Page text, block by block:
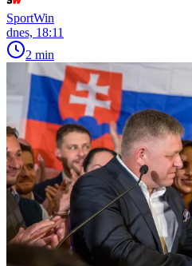
SportWin
dnes, 18:11
2 min